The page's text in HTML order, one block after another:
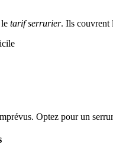
tarif serrurier. Ils couvrent
Optez pour un